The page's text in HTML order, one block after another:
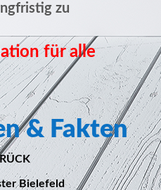
zu
für alle
& Fakten
Bielefeld